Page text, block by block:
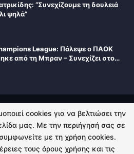
“Συνεχίζουμε τη δουλειά
ψηλά”
League: Πάλεψε ο ΠΑΟΚ
από τη Μπραν – Συνεχίζει στο…
ΕΠΙΚΟΙΝΩΝΙΑ
All Rights Reserved.
cookies για να βελτιώσει την
μας. Με την περιήγησή σας σε
με τη χρήση cookies.
τους όρους χρήσης και τις